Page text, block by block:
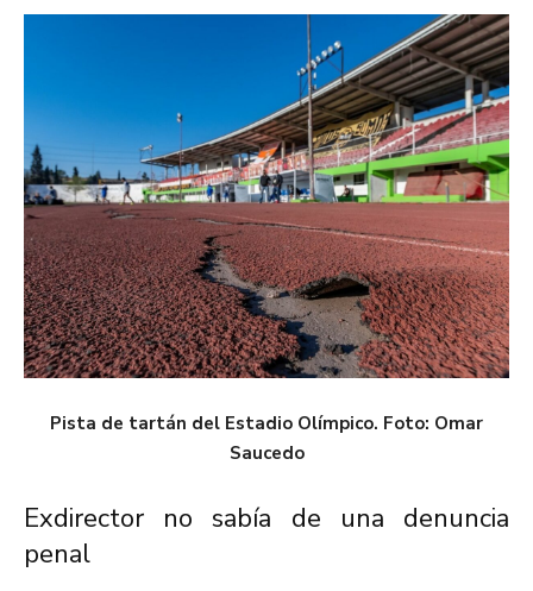
Pista de tartán del Estadio Olímpico. Foto: Omar
Saucedo
Exdirector no sabía de una denuncia
penal